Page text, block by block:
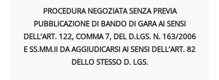
PROCEDURA NEGOZIATA SENZA PREVIA
PUBBLICAZIONE DI BANDO DI GARA AI SENSI
DELL’ART. 122, COMMA 7, DEL D.LGS. N. 163/2006
E SS.MM.II DA AGGIUDICARSI AI SENSI DELL’ART. 82
DELLO STESSO D. LGS.